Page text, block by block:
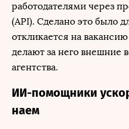
работодателями через
(API). Сделано это было
откликается на
делают за него внешние
агентства.
ИИ-помощники
наем